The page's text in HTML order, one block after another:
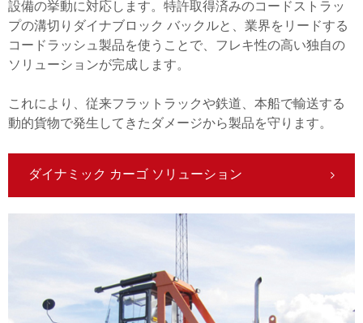
設備の挙動に対応します。特許取得済みのコードストラッ
プの溝切りダイナブロック バックルと、業界をリードする
コードラッシュ製品を使うことで、フレキ性の高い独自の
ソリューションが完成します。
これにより、従来フラットラックや鉄道、本船で輸送する
動的貨物で発生してきたダメージから製品を守ります。
ダイナミック カーゴ ソリューション